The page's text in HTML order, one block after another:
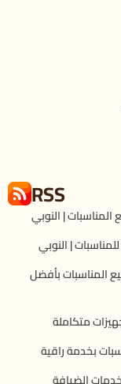
RSS
| النوبي
| النوبي
المناسبات بأفضل
متكاملة
بخدمة راقية